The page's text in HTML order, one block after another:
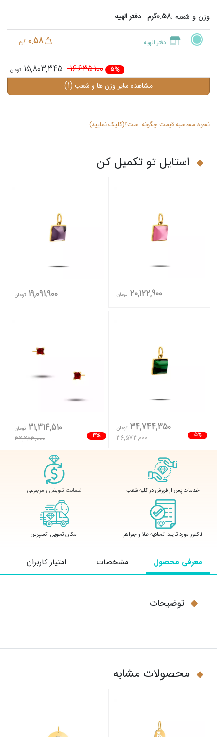
وزن و شعبه :0.58گرم - دفتر الهیه
دفتر الهیه 0.58 گرم
5%
16,635,100
15,803,345
مشاهده سایر وزن ها و شعب (1)
نحوه محاسبه قیمت چگونه است؟(کلیک نمایید)
استایل تو تکمیل کن
20,122,900 تومان 19,091,900 تومان
5%
34,744,350 تومان
36,573,000
3%
31,314,510 تومان
32,283,000
خدمات پس از فروش در کلیه شعب ضمانت تعویض و مرجوعی
فاکتور مورد تایید اتحادیه طلا و جواهر امکان تحویل اکسپرس
معرفی محصول مشخصات امتیاز کاربران
توضیحات
محصولات مشابه